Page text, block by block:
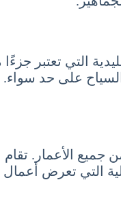
التي تعتبر جزءًا
والسياح على حد
الأعمار.
التي تعرض أعمال